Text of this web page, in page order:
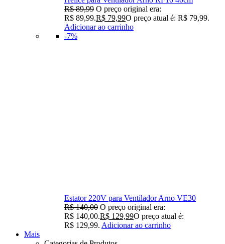
R$89,99 O preço original era:
R$ 89,99.R$ 79,99O preço atual é: R$ 79,99.
Adicionar ao carrinho
-7%
Estator 220V para Ventilador Arno VE30
R$140,00 O preço original era:
R$ 140,00.R$ 129,99O preço atual é:
R$ 129,99. Adicionar ao carrinho
Mais